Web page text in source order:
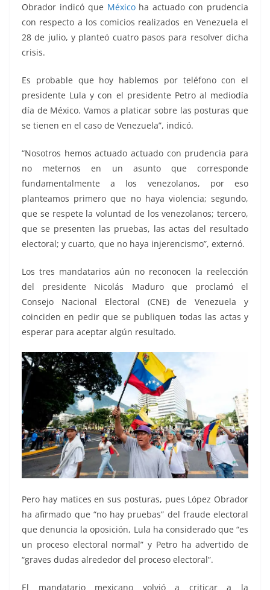
Obrador indicó que México ha actuado con prudencia
con respecto a los comicios realizados en Venezuela el
28 de julio, y planteó cuatro pasos para resolver dicha
crisis.
Es probable que hoy hablemos por teléfono con el
presidente Lula y con el presidente Petro al mediodía
día de México. Vamos a platicar sobre las posturas que
se tienen en el caso de Venezuela”, indicó.
“Nosotros hemos actuado actuado con prudencia para
no meternos en un asunto que corresponde
fundamentalmente a los venezolanos, por eso
planteamos primero que no haya violencia; segundo,
que se respete la voluntad de los venezolanos; tercero,
que se presenten las pruebas, las actas del resultado
electoral; y cuarto, que no haya injerencismo”, externó.
Los tres mandatarios aún no reconocen la reelección
del presidente Nicolás Maduro que proclamó el
Consejo Nacional Electoral (CNE) de Venezuela y
coinciden en pedir que se publiquen todas las actas y
esperar para aceptar algún resultado.
Pero hay matices en sus posturas, pues López Obrador
ha afirmado que “no hay pruebas” del fraude electoral
que denuncia la oposición, Lula ha considerado que “es
un proceso electoral normal” y Petro ha advertido de
“graves dudas alrededor del proceso electoral”.
El mandatario mexicano volvió a criticar a la